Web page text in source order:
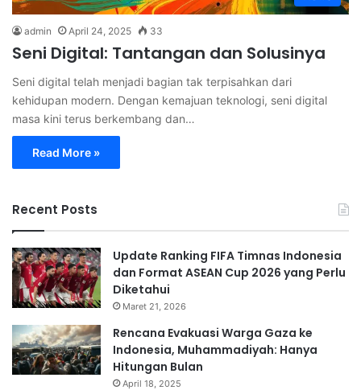
admin April 24, 2025 33
Seni Digital: Tantangan dan Solusinya
Seni digital telah menjadi bagian tak terpisahkan dari
kehidupan modern. Dengan kemajuan teknologi, seni digital
masa kini terus berkembang dan…
Read More »
Recent Posts
Update Ranking FIFA Timnas Indonesia
dan Format ASEAN Cup 2026 yang Perlu
Diketahui
Maret 21, 2026
Rencana Evakuasi Warga Gaza ke
Indonesia, Muhammadiyah: Hanya
Hitungan Bulan
April 18, 2025